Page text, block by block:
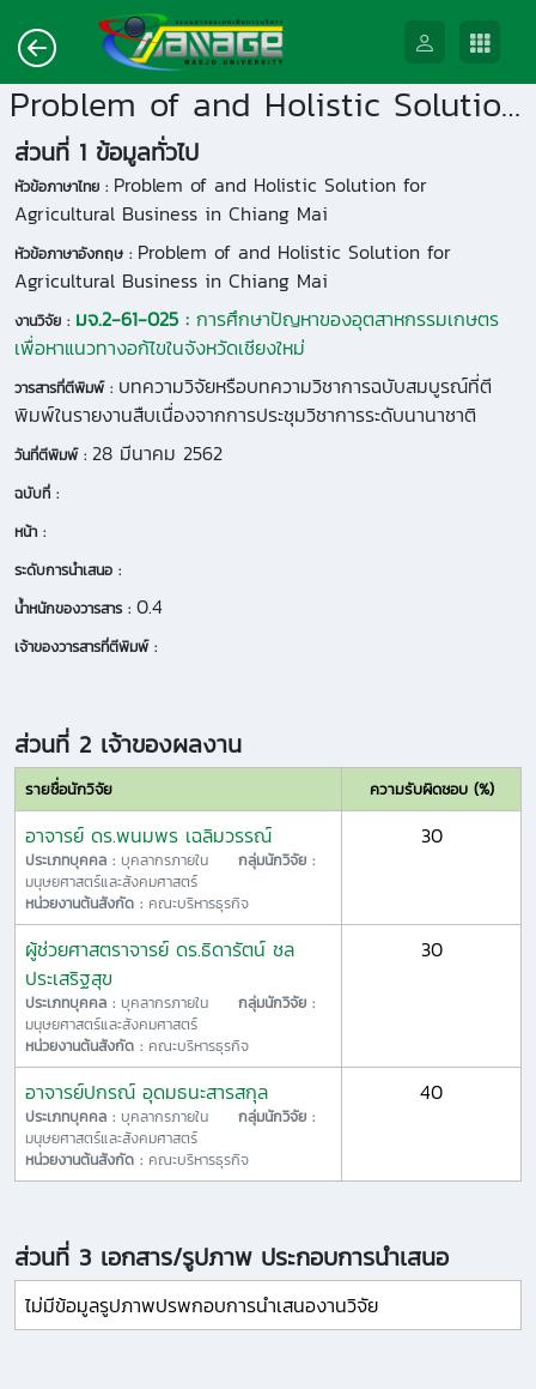
Problem of and Holistic Solution for Agricultural Business in Chiang Mai
ส่วนที่ 1 ข้อมูลทั่วไป
หัวข้อภาษาไทย : Problem of and Holistic Solution for
Agricultural Business in Chiang Mai
หัวข้อภาษาอังกฤษ : Problem of and Holistic Solution for
Agricultural Business in Chiang Mai
งานวิจัย : มจ.2-61-025 : การศึกษาปัญหาของอุตสาหกรรมเกษตร
เพื่อหาแนวทางอก้ไขในจังหวัดเชียงใหม่
วารสารที่ตีพิมพ์ : บทความวิจัยหรือบทความวิชาการฉบับสมบูรณ์ที่ตี
พิมพ์ในรายงานสืบเนื่องจากการประชุมวิชาการระดับนานาชาติ
วันที่ตีพิมพ์ : 28 มีนาคม 2562
ฉบับที่ :
หน้า :
ระดับการนำเสนอ :
น้ำหนักของวารสาร : 0.4
เจ้าของวารสารที่ตีพิมพ์ :
ส่วนที่ 2 เจ้าของผลงาน
รายชื่อนักวิจัย ความรับผิดชอบ (%)
อาจารย์ ดร.พนมพร เฉลิมวรรณ์
ประเภทบุคคล : บุคลากรภายใน กลุ่มนักวิจัย :
มนุษยศาสตร์และสังคมศาสตร์
หน่วยงานต้นสังกัด : คณะบริหารธุรกิจ
30
ผู้ช่วยศาสตราจารย์ ดร.ธิดารัตน์ ชล
ประเสริฐสุข
ประเภทบุคคล : บุคลากรภายใน กลุ่มนักวิจัย :
มนุษยศาสตร์และสังคมศาสตร์
หน่วยงานต้นสังกัด : คณะบริหารธุรกิจ
30
อาจารย์ปกรณ์ อุดมธนะสารสกุล
ประเภทบุคคล : บุคลากรภายใน กลุ่มนักวิจัย :
มนุษยศาสตร์และสังคมศาสตร์
หน่วยงานต้นสังกัด : คณะบริหารธุรกิจ
40
ส่วนที่ 3 เอกสาร/รูปภาพ ประกอบการนำเสนอ
ไม่มีข้อมูลรูปภาพปรพกอบการนำเสนองานวิจัย